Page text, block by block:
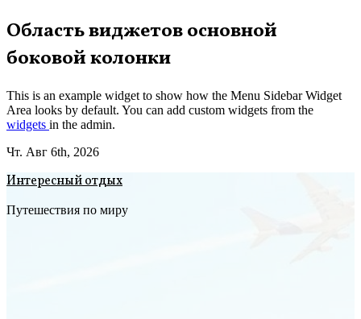
Перейти
к
содержимому
Область виджетов основной
боковой колонки
This is an example widget to show how the Menu Sidebar Widget
Area looks by default. You can add custom widgets from the
widgets in the admin.
Чт. Авг 6th, 2026
Интересный отдых
Путешествия по миру